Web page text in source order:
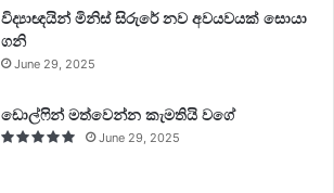
විද්‍යාඥයින් මිනිස් සිරුරේ නව අවයවයක් සොයා
ගනි
June 29, 2025
ඩොල්ෆින් මත්වෙන්න කැමතියි වගේ
June 29, 2025